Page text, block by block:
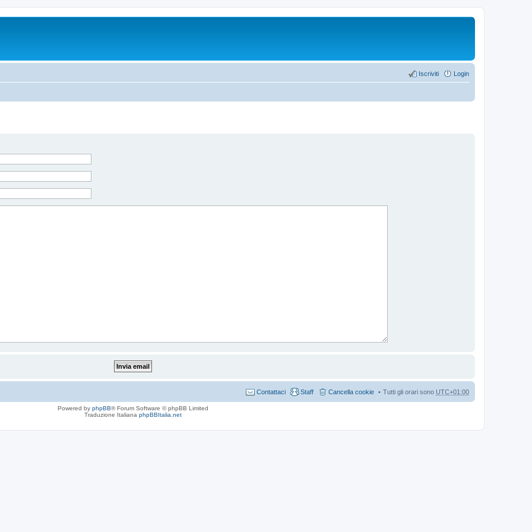
Login
Iscriviti
Tutti gli orari sono UTC+01:00
Cancella cookie
Staff
Contattaci
Powered by phpBB® Forum Software © phpBB Limited
Traduzione Italiana phpBBItalia.net